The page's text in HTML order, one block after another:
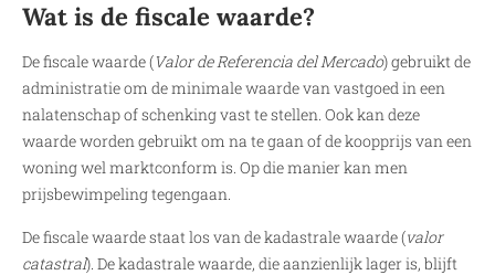
Wat is de fiscale waarde?
De fiscale waarde (Valor de Referencia del Mercado) gebruikt de
administratie om de minimale waarde van vastgoed in een
nalatenschap of schenking vast te stellen. Ook kan deze
waarde worden gebruikt om na te gaan of de koopprijs van een
woning wel marktconform is. Op die manier kan men
prijsbewimpeling tegengaan.
De fiscale waarde staat los van de kadastrale waarde (valor
catastral). De kadastrale waarde, die aanzienlijk lager is, blijft